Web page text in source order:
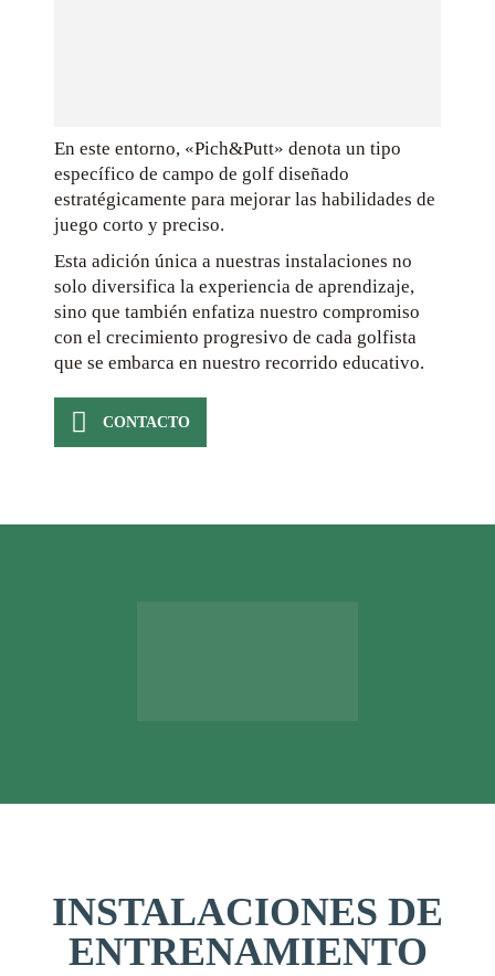
En este entorno, «Pich&Putt» denota un tipo
específico de campo de golf diseñado
estratégicamente para mejorar las habilidades de
juego corto y preciso.
Esta adición única a nuestras instalaciones no
solo diversifica la experiencia de aprendizaje,
sino que también enfatiza nuestro compromiso
con el crecimiento progresivo de cada golfista
que se embarca en nuestro recorrido educativo.
CONTACTO
INSTALACIONES DE
ENTRENAMIENTO